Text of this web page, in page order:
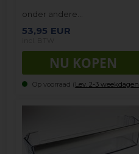
onder andere…
53,95 EUR
Op voorraad (Lev. 2-3 weekdagen.